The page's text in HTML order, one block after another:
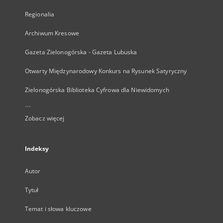
Regionalia
Archiwum Kresowe
Gazeta Zielonogórska - Gazeta Lubuska
Otwarty Międzynarodowy Konkurs na Rysunek Satyryczny
Zielonogórska Biblioteka Cyfrowa dla Niewidomych
...
Zobacz więcej
Indeksy
Autor
Tytuł
Temat i słowa kluczowe